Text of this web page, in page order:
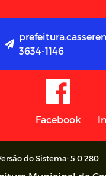
3634-1146
Facebook
do Sistema: 5.0.280